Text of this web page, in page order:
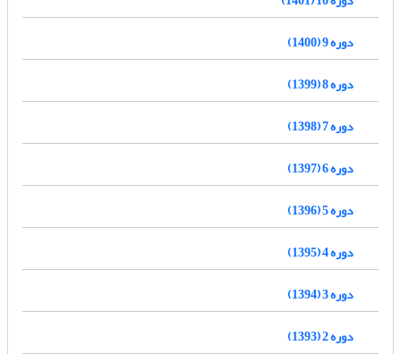
دوره 9 (1400)
دوره 8 (1399)
دوره 7 (1398)
دوره 6 (1397)
دوره 5 (1396)
دوره 4 (1395)
دوره 3 (1394)
دوره 2 (1393)